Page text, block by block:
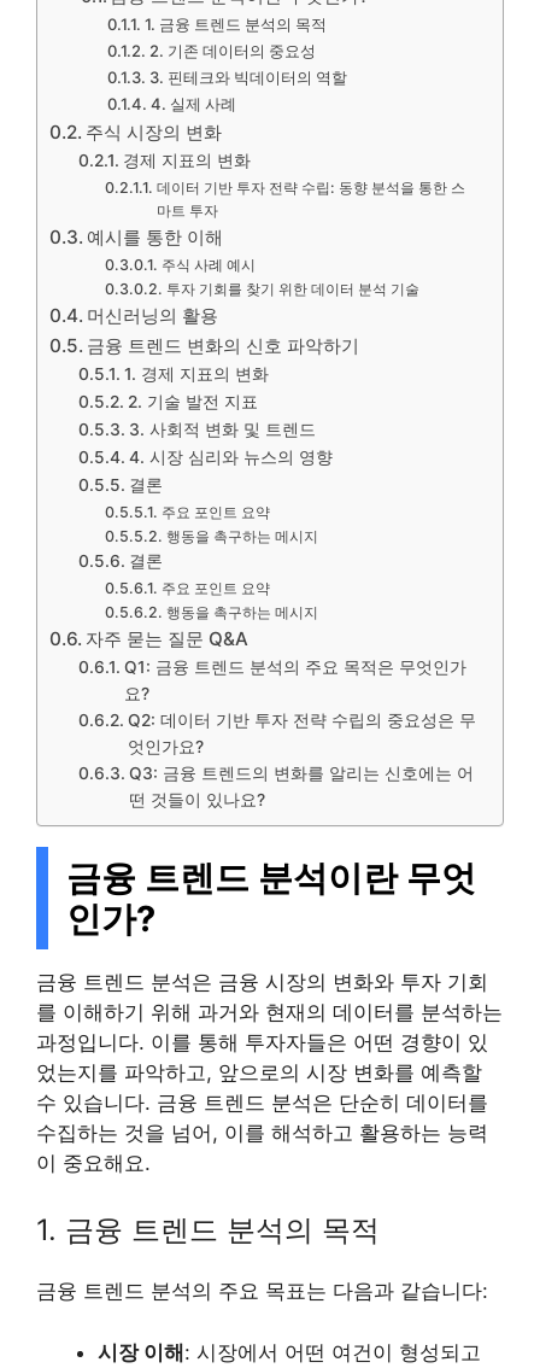
1. 금융 트렌드 분석의 목적
2. 기존 데이터의 중요성
3. 핀테크와 빅데이터의 역할
4. 실제 사례
주식 시장의 변화
경제 지표의 변화
데이터 기반 투자 전략 수립: 동향 분석을 통한 스
마트 투자
예시를 통한 이해
주식 사례 예시
투자 기회를 찾기 위한 데이터 분석 기술
머신러닝의 활용
금융 트렌드 변화의 신호 파악하기
1. 경제 지표의 변화
2. 기술 발전 지표
3. 사회적 변화 및 트렌드
4. 시장 심리와 뉴스의 영향
결론
주요 포인트 요약
행동을 촉구하는 메시지
결론
주요 포인트 요약
행동을 촉구하는 메시지
자주 묻는 질문 Q&A
Q1: 금융 트렌드 분석의 주요 목적은 무엇인가
요?
Q2: 데이터 기반 투자 전략 수립의 중요성은 무
엇인가요?
Q3: 금융 트렌드의 변화를 알리는 신호에는 어
떤 것들이 있나요?
금융 트렌드 분석이란 무엇
인가?
금융 트렌드 분석은 금융 시장의 변화와 투자 기회
를 이해하기 위해 과거와 현재의 데이터를 분석하는
과정입니다. 이를 통해 투자자들은 어떤 경향이 있
었는지를 파악하고, 앞으로의 시장 변화를 예측할
수 있습니다. 금융 트렌드 분석은 단순히 데이터를
수집하는 것을 넘어, 이를 해석하고 활용하는 능력
이 중요해요.
1. 금융 트렌드 분석의 목적
금융 트렌드 분석의 주요 목표는 다음과 같습니다:
시장 이해: 시장에서 어떤 여건이 형성되고